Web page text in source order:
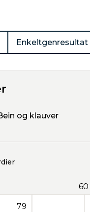
Enkeltgenresultat
og klauver
60
79